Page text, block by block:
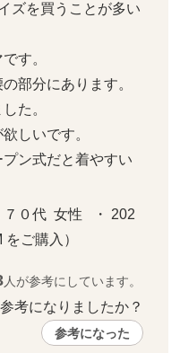
ズを買うことが多い
す。
部分にあります。
た。
しいです。
ン式だと着やすい
７０代  女性   ・ 202
ご購入）
人が参考にしています。
考になりましたか？
参考になった